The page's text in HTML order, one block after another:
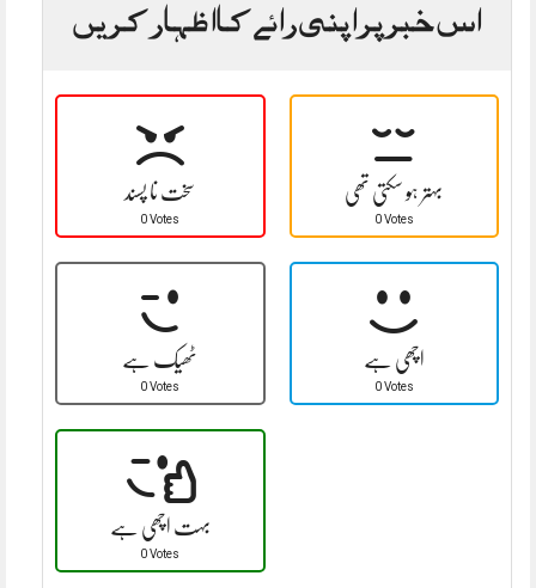
اس خبر پر اپنی رائے کا اظہار کریں
سخت نا پسند
0 Votes
بہتر ہو سکتی تھی
0 Votes
ٹھیک ہے
0 Votes
اچھی ہے
0 Votes
بہت اچھی ہے
0 Votes